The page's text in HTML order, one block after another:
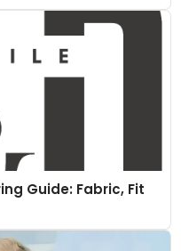
Guide: Fabric, Fit